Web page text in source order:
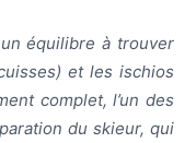
équilibre à trouver
et les ischios
complet, l’un des
du skieur, qui